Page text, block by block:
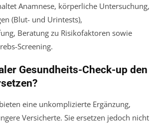
Anamnese, körperliche Untersuchung,
(Blut- und Urintests),
Beratung zu Risikofaktoren sowie
Screening.
Gesundheits-Check-up den
eine unkomplizierte Ergänzung,
Versicherte. Sie ersetzen jedoch nicht